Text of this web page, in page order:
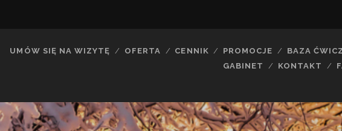
UMÓW SIĘ NA WIZYTĘ OFERTA CENNIK PROMOCJE BAZA
GABINET
KONTAKT